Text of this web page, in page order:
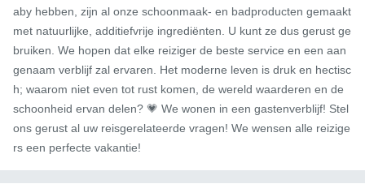
aby hebben, zijn al onze schoonmaak- en badproducten gemaakt
met natuurlijke, additiefvrije ingrediënten. U kunt ze dus gerust ge
bruiken. We hopen dat elke reiziger de beste service en een aan
genaam verblijf zal ervaren. Het moderne leven is druk en hectisc
h; waarom niet even tot rust komen, de wereld waarderen en de
schoonheid ervan delen? 💗 We wonen in een gastenverblijf! Stel
ons gerust al uw reisgerelateerde vragen! We wensen alle reizige
rs een perfecte vakantie!